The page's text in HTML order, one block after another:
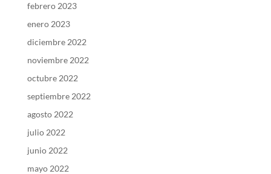
febrero 2023
enero 2023
diciembre 2022
noviembre 2022
octubre 2022
septiembre 2022
agosto 2022
julio 2022
junio 2022
mayo 2022